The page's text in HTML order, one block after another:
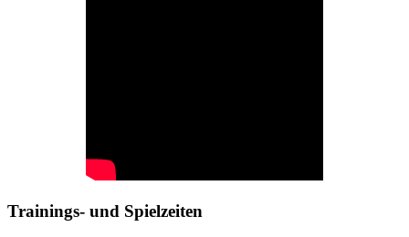
Trainings- und Spielzeiten